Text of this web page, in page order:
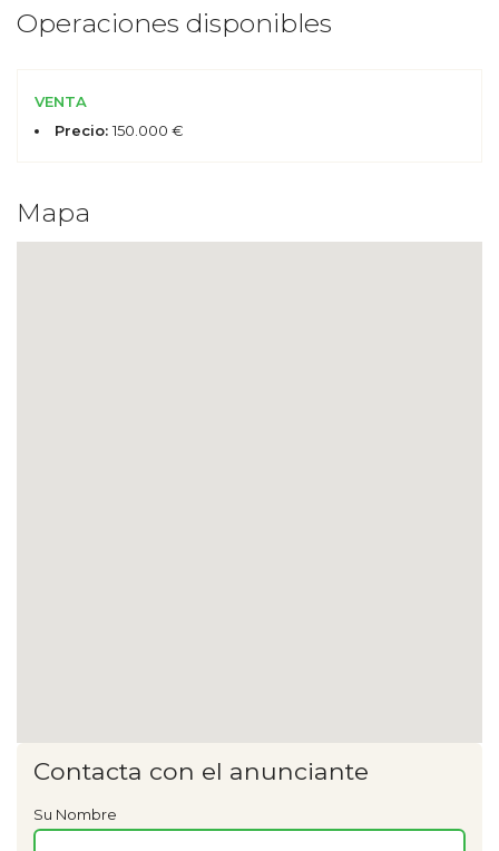
Operaciones disponibles
VENTA
Precio: 150.000 €
Mapa
Contacta con el anunciante
Su Nombre